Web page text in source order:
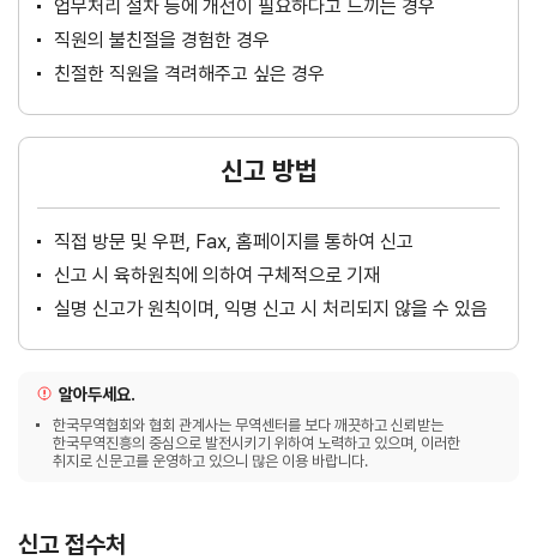
업무처리 절차 등에 개선이 필요하다고 느끼는 경우
직원의 불친절을 경험한 경우
친절한 직원을 격려해주고 싶은 경우
신고 방법
직접 방문 및 우편, Fax, 홈페이지를 통하여 신고
신고 시 육하원칙에 의하여 구체적으로 기재
실명 신고가 원칙이며, 익명 신고 시 처리되지 않을 수 있음
알아두세요.
한국무역협회와 협회 관계사는 무역센터를 보다 깨끗하고 신뢰받는
한국무역진흥의 중심으로 발전시키기 위하여 노력하고 있으며, 이러한
취지로 신문고를 운영하고 있으니 많은 이용 바랍니다.
신고 접수처